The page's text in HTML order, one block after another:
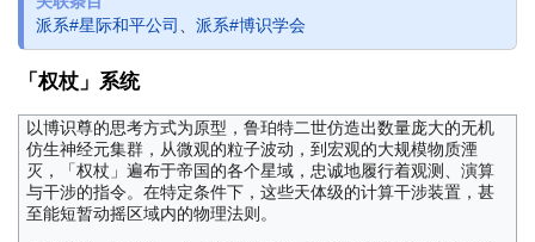
派系#星际和平公司 、 派系#博识学会
「权杖」系统
以博识尊的思考方式为原型，鲁珀特二世仿造出数量庞大的无机
仿生神经元集群，从微观的粒子波动，到宏观的大规模物质湮
灭，「权杖」遍布于帝国的各个星域，忠诚地履行着观测、演算
与干涉的指令。在特定条件下，这些天体级的计算干涉装置，甚
至能短暂动摇区域内的物理法则。